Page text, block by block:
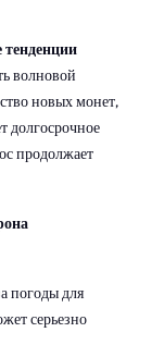
волновой
новых монет,
долгосрочное
продолжает
погоды для
серьезно